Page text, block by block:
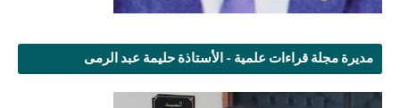
مديرة مجلة قراءات علمية - الأستاذة حليمة عبد الرمى